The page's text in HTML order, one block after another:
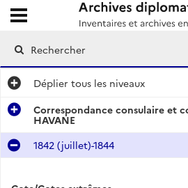
Archives diplomatiques
Ouvrir le menu déroulant
Déplier tous les niveaux
Correspondance consulaire et
HAVANE
1842 (juillet)-1844